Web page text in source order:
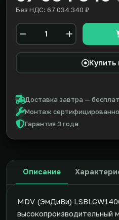
Без НДС: 67 034 340 ₽
Количество
Купить
Доставка завтра —
Монтаж
Гарантия 3 года
Описание
MDV (ЭмДиВи)
высокопроизводительный